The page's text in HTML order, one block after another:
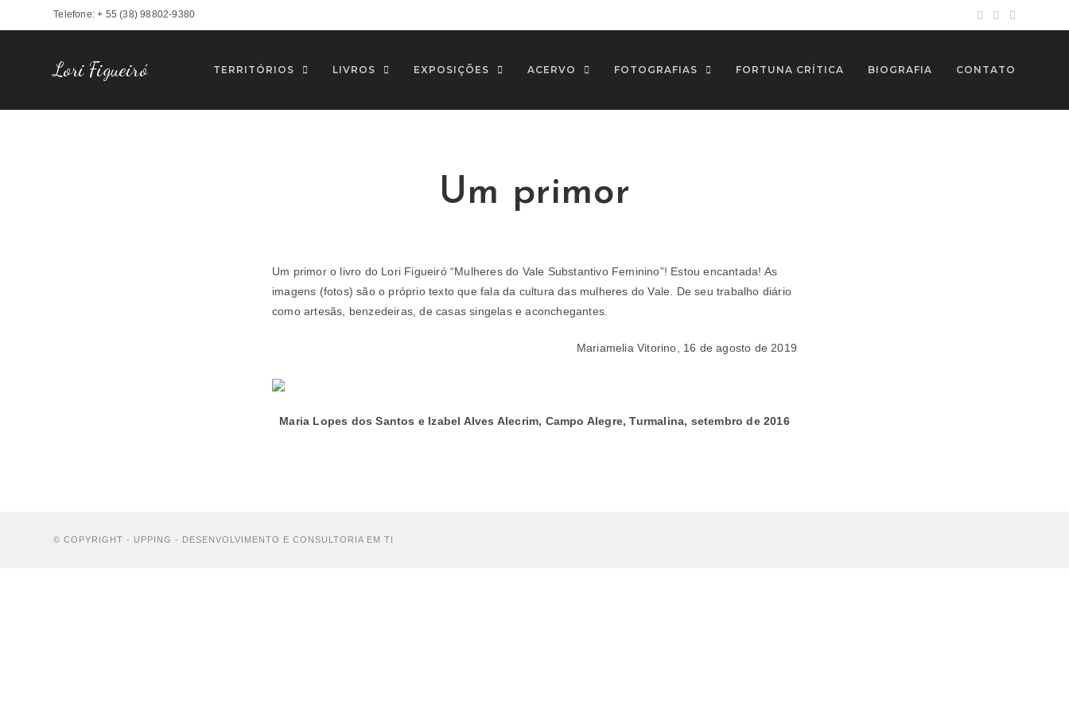
Telefone: + 55 (38) 98802-9380
Lori Figueiró TERRITÓRIOS LIVROS EXPOSIÇÕES ACERVO FOTOGRAFIAS FORTUNA CRÍTICA BIOGRAFIA CONTATO
Um primor
Um primor o livro do Lori Figueiró “Mulheres do Vale Substantivo Feminino”! Estou encantada! As
imagens (fotos) são o próprio texto que fala da cultura das mulheres do Vale. De seu trabalho diário
como artesãs, benzedeiras, de casas singelas e aconchegantes.
Mariamelia Vitorino, 16 de agosto de 2019
Maria Lopes dos Santos e Izabel Alves Alecrim, Campo Alegre, Turmalina, setembro de 2016
© COPYRIGHT - UPPING - DESENVOLVIMENTO E CONSULTORIA EM TI